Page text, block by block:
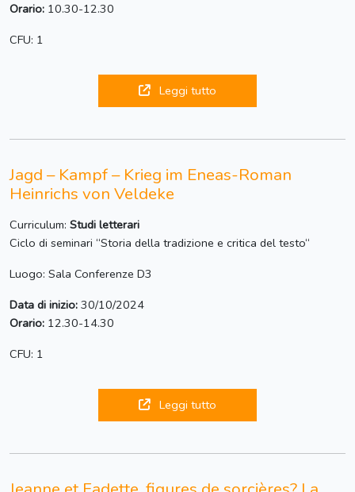
Orario: 10.30-12.30
CFU: 1
Leggi tutto
Jagd – Kampf – Krieg im Eneas-Roman
Heinrichs von Veldeke
Curriculum: Studi letterari
Ciclo di seminari “Storia della tradizione e critica del testo“
Luogo: Sala Conferenze D3
Data di inizio: 30/10/2024
Orario: 12.30-14.30
CFU: 1
Leggi tutto